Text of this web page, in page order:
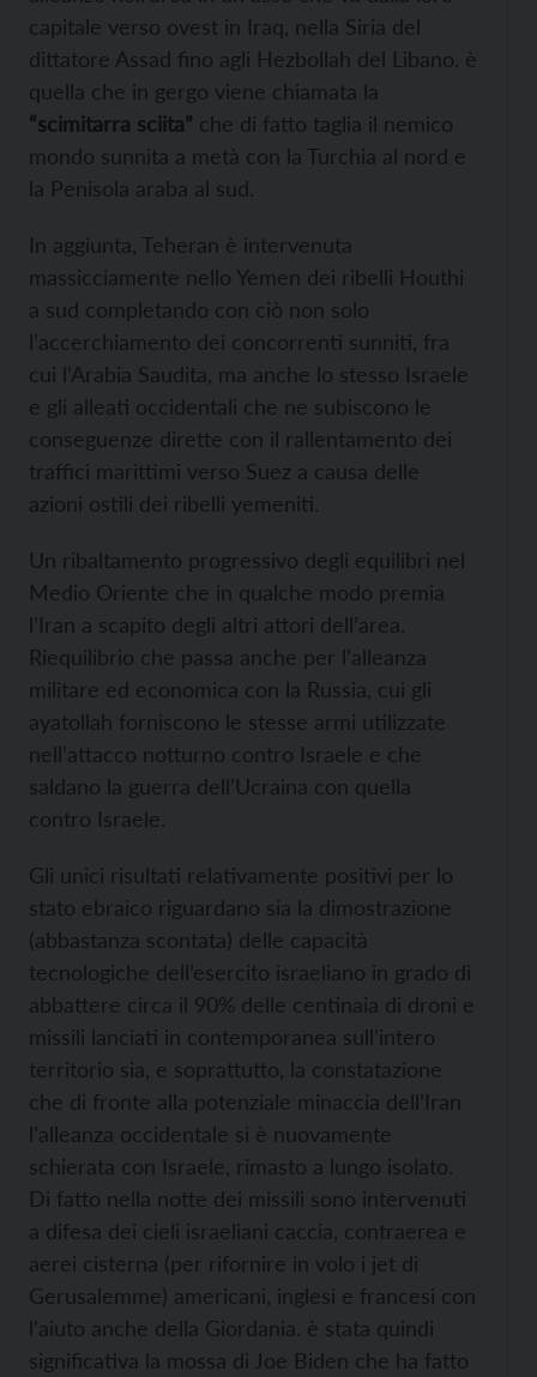
capitale verso ovest in Iraq, nella Siria del
dittatore Assad fino agli Hezbollah del Libano. è
quella che in gergo viene chiamata la
“scimitarra sciita” che di fatto taglia il nemico
mondo sunnita a metà con la Turchia al nord e
la Penisola araba al sud.
In aggiunta, Teheran è intervenuta
massicciamente nello Yemen dei ribelli Houthi
a sud completando con ciò non solo
l’accerchiamento dei concorrenti sunniti, fra
cui l’Arabia Saudita, ma anche lo stesso Israele
e gli alleati occidentali che ne subiscono le
conseguenze dirette con il rallentamento dei
traffici marittimi verso Suez a causa delle
azioni ostili dei ribelli yemeniti.
Un ribaltamento progressivo degli equilibri nel
Medio Oriente che in qualche modo premia
l’Iran a scapito degli altri attori dell’area.
Riequilibrio che passa anche per l’alleanza
militare ed economica con la Russia, cui gli
ayatollah forniscono le stesse armi utilizzate
nell’attacco notturno contro Israele e che
saldano la guerra dell’Ucraina con quella
contro Israele.
Gli unici risultati relativamente positivi per lo
stato ebraico riguardano sia la dimostrazione
(abbastanza scontata) delle capacità
tecnologiche dell’esercito israeliano in grado di
abbattere circa il 90% delle centinaia di droni e
missili lanciati in contemporanea sull’intero
territorio sia, e soprattutto, la constatazione
che di fronte alla potenziale minaccia dell’Iran
l’alleanza occidentale si è nuovamente
schierata con Israele, rimasto a lungo isolato.
Di fatto nella notte dei missili sono intervenuti
a difesa dei cieli israeliani caccia, contraerea e
aerei cisterna (per rifornire in volo i jet di
Gerusalemme) americani, inglesi e francesi con
l’aiuto anche della Giordania. è stata quindi
significativa la mossa di Joe Biden che ha fatto